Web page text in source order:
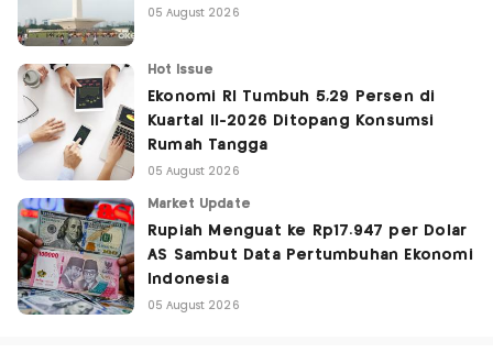
05 August 2026
Hot Issue
Ekonomi RI Tumbuh 5,29 Persen di
Kuartal II-2026 Ditopang Konsumsi
Rumah Tangga
05 August 2026
Market Update
Rupiah Menguat ke Rp17.947 per Dolar
AS Sambut Data Pertumbuhan Ekonomi
Indonesia
05 August 2026